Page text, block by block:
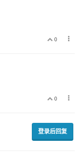
0
0
登录后回复